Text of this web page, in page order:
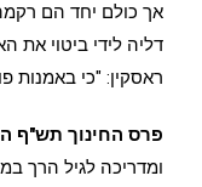
אך כולם יחד הם
דליה לידי ביטוי את
ראסקין: "כי באמנות
פרס החינוך תש"ף
ומדריכה לגיל הרך